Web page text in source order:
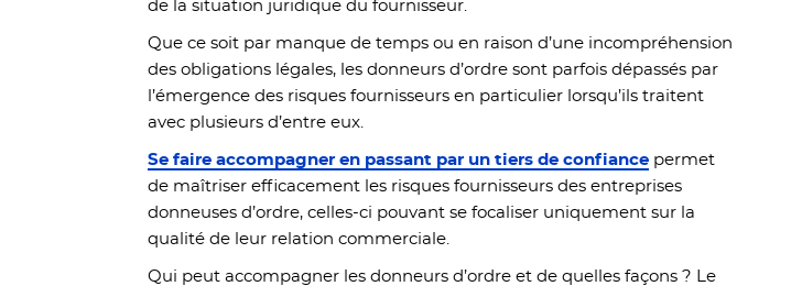
de la situation juridique du fournisseur.
Que ce soit par manque de temps ou en raison d’une incompréhension
des obligations légales, les donneurs d’ordre sont parfois dépassés par
l’émergence des risques fournisseurs en particulier lorsqu’ils traitent
avec plusieurs d’entre eux.
Se faire accompagner en passant par un tiers de confiance permet
de maîtriser efficacement les risques fournisseurs des entreprises
donneuses d’ordre, celles-ci pouvant se focaliser uniquement sur la
qualité de leur relation commerciale.
Qui peut accompagner les donneurs d’ordre et de quelles façons ? Le